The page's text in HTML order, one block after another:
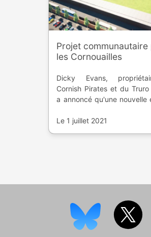
Projet communautaire
les Cornouailles
Dicky Evans,
Cornish Pirates et du Truro
a annoncé qu'une nouvelle
qui sera la
Le 1 juillet 2021